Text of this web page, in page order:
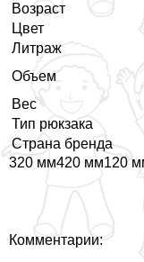
Возраст
Цвет
Литраж
Объем
Вес
Тип рюкзака
Страна бренда
320 мм420 мм120
Комментарии: